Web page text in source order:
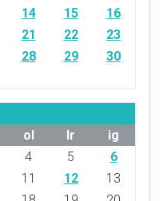
14 15
16
21 22
23
28 29
30
ol lr
ig
4 5
6
11 12
13